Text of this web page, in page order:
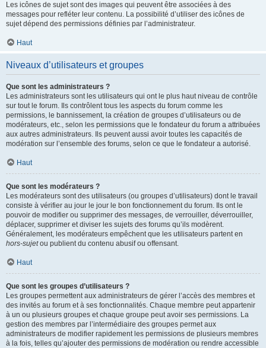
Les icônes de sujet sont des images qui peuvent être associées à des
messages pour refléter leur contenu. La possibilité d’utiliser des icônes de
sujet dépend des permissions définies par l’administrateur.
Haut
Niveaux d’utilisateurs et groupes
Que sont les administrateurs ?
Les administrateurs sont les utilisateurs qui ont le plus haut niveau de contrôle
sur tout le forum. Ils contrôlent tous les aspects du forum comme les
permissions, le bannissement, la création de groupes d’utilisateurs ou de
modérateurs, etc., selon les permissions que le fondateur du forum a attribuées
aux autres administrateurs. Ils peuvent aussi avoir toutes les capacités de
modération sur l’ensemble des forums, selon ce que le fondateur a autorisé.
Haut
Que sont les modérateurs ?
Les modérateurs sont des utilisateurs (ou groupes d’utilisateurs) dont le travail
consiste à vérifier au jour le jour le bon fonctionnement du forum. Ils ont le
pouvoir de modifier ou supprimer des messages, de verrouiller, déverrouiller,
déplacer, supprimer et diviser les sujets des forums qu’ils modèrent.
Généralement, les modérateurs empêchent que les utilisateurs partent en
hors-sujetou publient du contenu abusif ou offensant.
Haut
Que sont les groupes d’utilisateurs ?
Les groupes permettent aux administrateurs de gérer l’accès des membres et
des invités au forum et à ses fonctionnalités. Chaque membre peut appartenir
à un ou plusieurs groupes et chaque groupe peut avoir ses permissions. La
gestion des membres par l’intermédiaire des groupes permet aux
administrateurs de modifier rapidement les permissions de plusieurs membres
à la fois, telles qu’ajouter des permissions de modération ou rendre accessible